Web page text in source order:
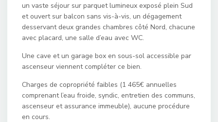
un vaste séjour sur parquet lumineux exposé plein Sud
et ouvert sur balcon sans vis-à-vis, un dégagement
desservant deux grandes chambres côté Nord, chacune
avec placard, une salle d’eau avec WC.
Une cave et un garage box en sous-sol accessible par
ascenseur viennent compléter ce bien.
Charges de copropriété faibles (1 465€ annuelles
comprenant l’eau froide, syndic, entretien des communs,
ascenseur et assurance immeuble), aucune procédure
en cours.